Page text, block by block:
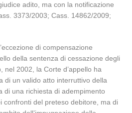
adito, ma con la notificazione
3373/2003; Cass. 14862/2009;
di compensazione
della sentenza di cessazione degli
nel 2002, la Corte d’appello ha
di un valido atto interruttivo della
di una richiesta di adempimento
confronti del preteso debitore, ma di